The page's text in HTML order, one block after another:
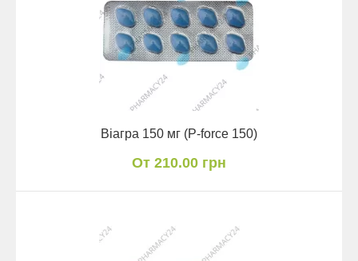
Віагра 150 мг (P-force 150)
От 210.00 грн